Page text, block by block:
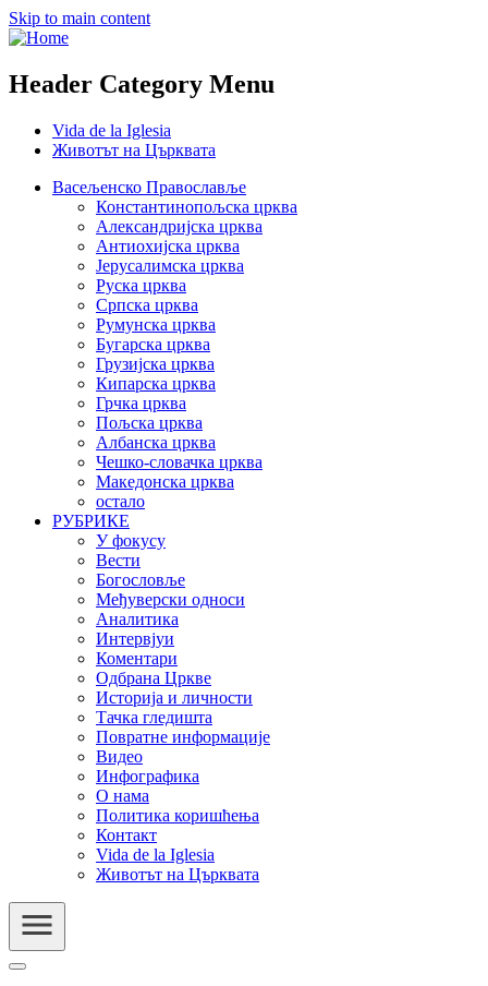
Skip to main content
Header Category Menu
Vida de la Iglesia
Животът на Църквата
Васељенско Православље
Константинопољска црква
Александријска црква
Антиохијска црква
Јерусалимска црква
Руска црква
Српска црква
Румунска црква
Бугарска црква
Грузијска црква
Кипарска црква
Грчка црква
Пољска црква
Албанска црква
Чешко-словачка црква
Македонска црква
остало
РУБРИКЕ
У фокусу
Вести
Богословље
Међуверски односи
Аналитика
Интервјуи
Коментари
Одбрана Цркве
Историја и личности
Тачка гледишта
Повратне информације
Видео
Инфографика
О нама
Политика коришћења
Контакт
Vida de la Iglesia
Животът на Църквата